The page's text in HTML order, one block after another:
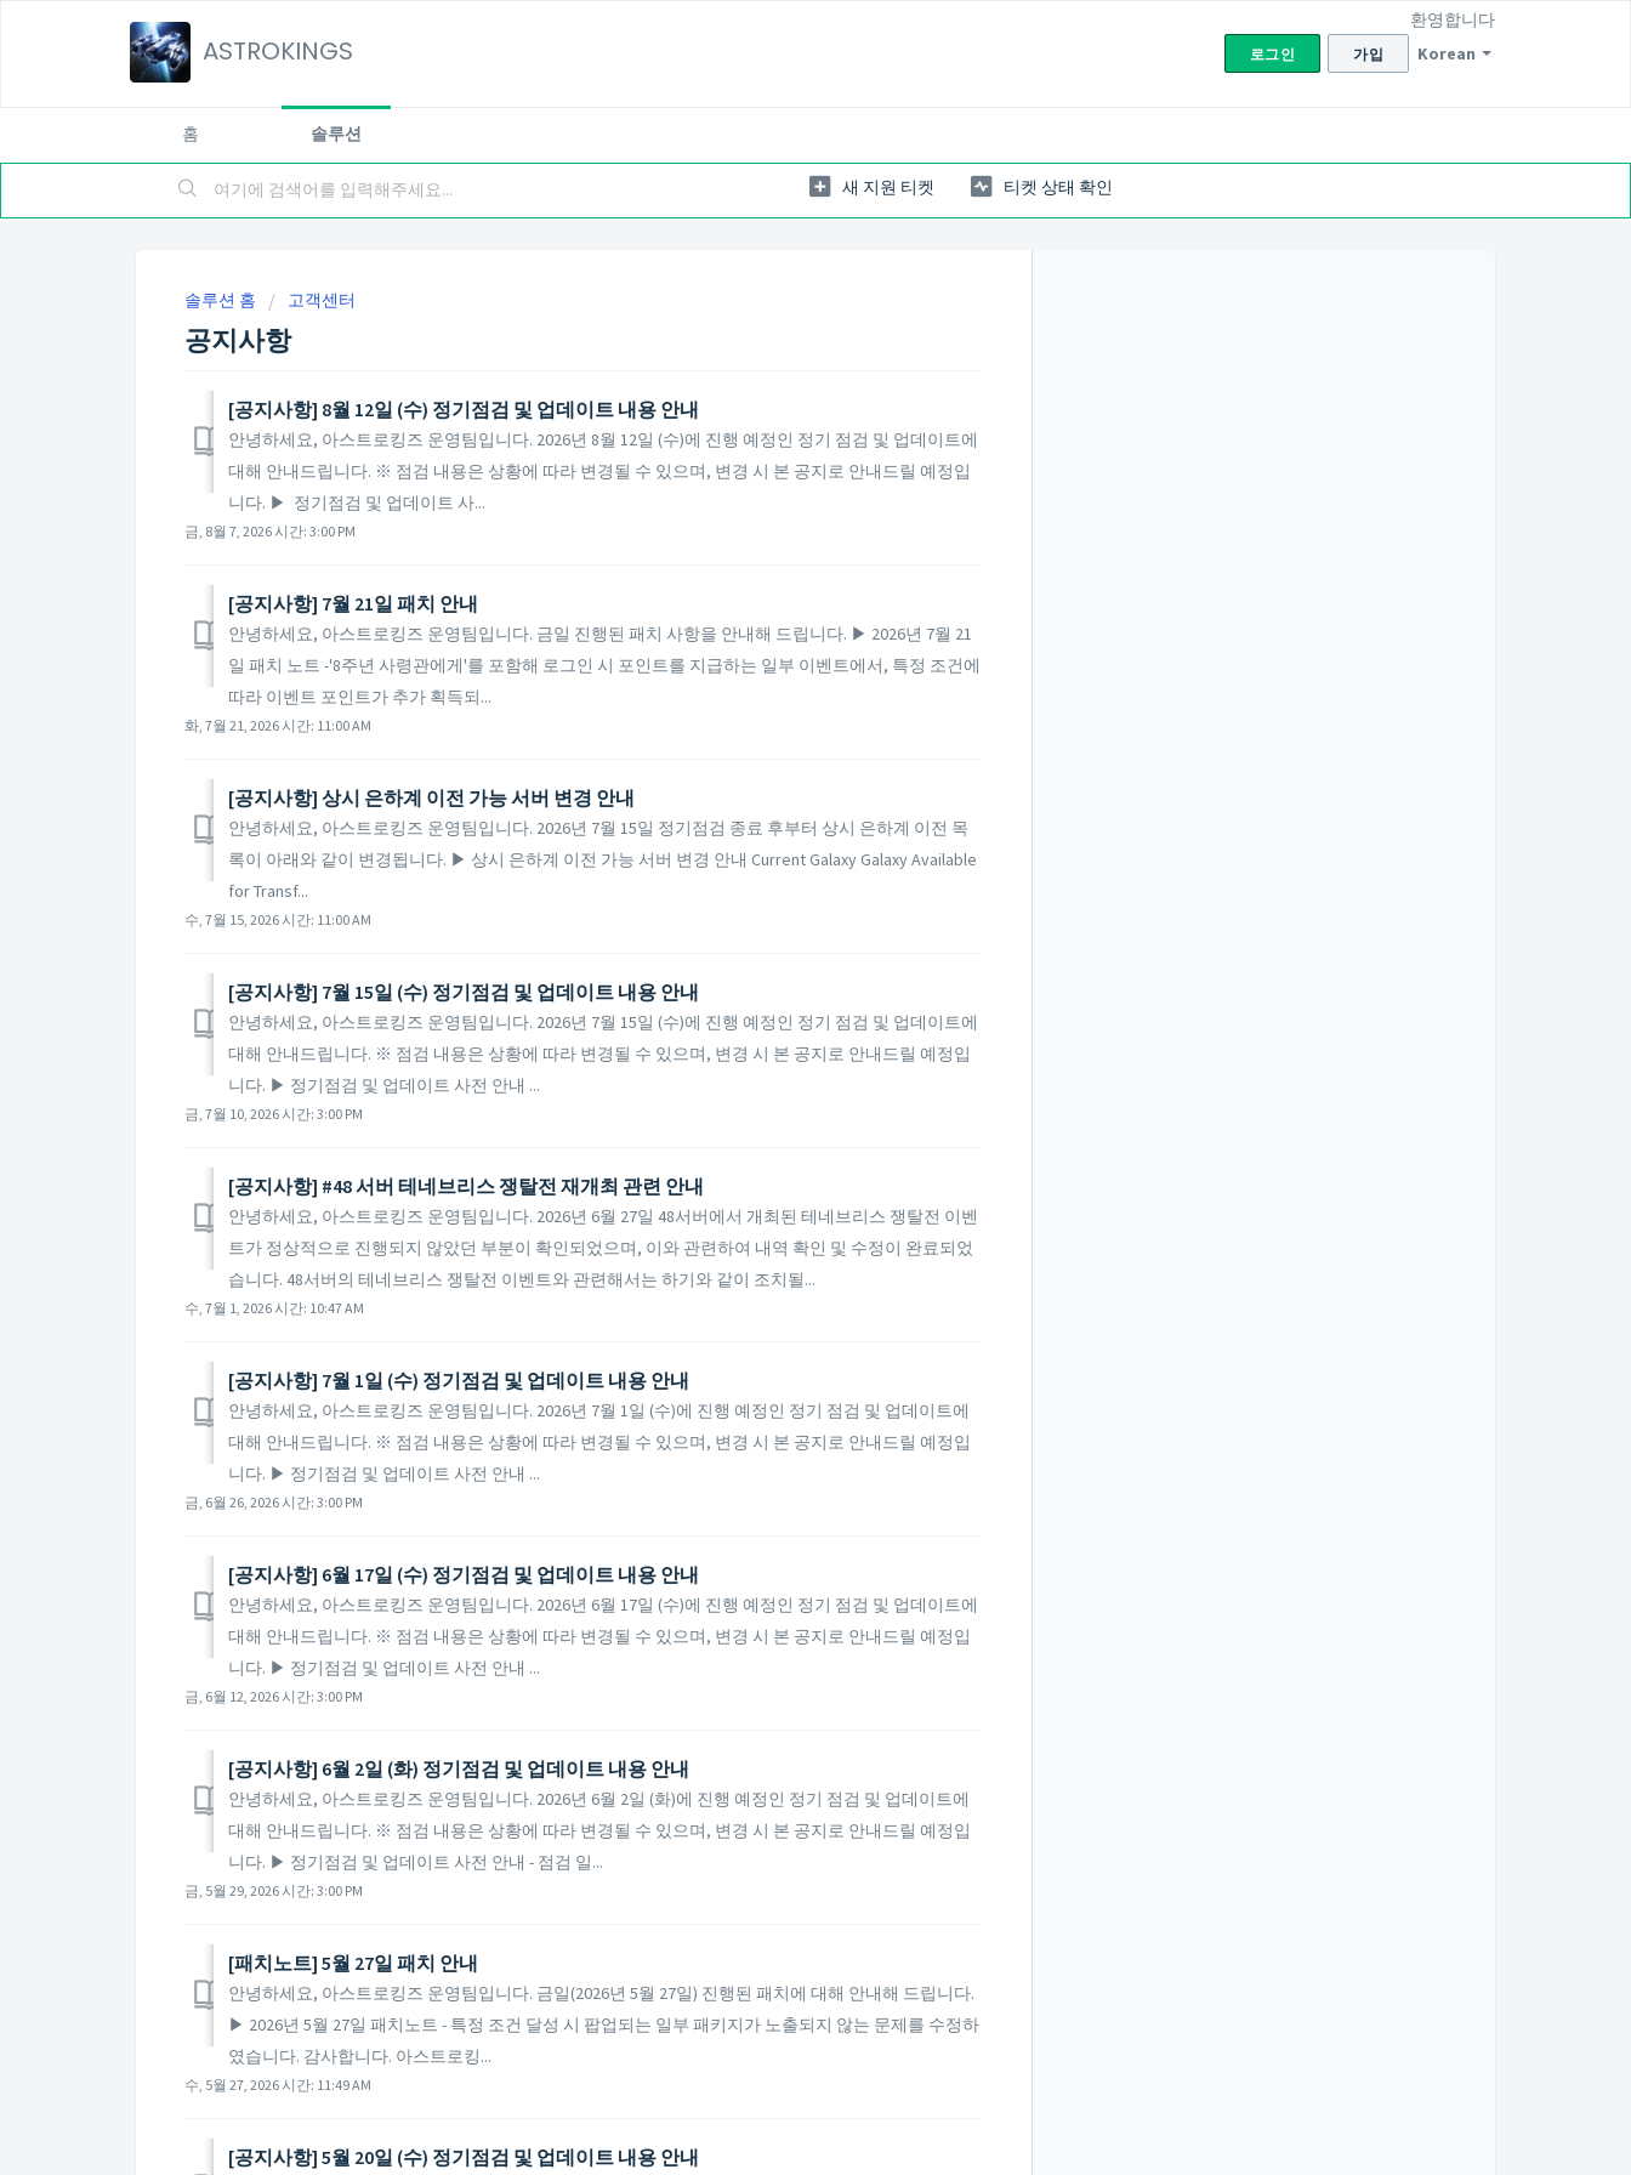
ASTROKINGS Korean
환영합니다
로그인 가입
홈 솔루션
새 지원 티켓 티켓 상태 확인
솔루션 홈 고객센터
공지사항
[공지사항] 8월 12일 (수) 정기점검 및 업데이트 내용 안내
안녕하세요, 아스트로킹즈 운영팀입니다. 2026년 8월 12일 (수)에 진행 예정인 정기 점검 및 업데이트에
대해 안내드립니다. ※ 점검 내용은 상황에 따라 변경될 수 있으며, 변경 시 본 공지로 안내드릴 예정입
니다. ▶ 정기점검 및 업데이트 사...
금, 8월 7, 2026 시간: 3:00 PM
[공지사항] 7월 21일 패치 안내
안녕하세요, 아스트로킹즈 운영팀입니다. 금일 진행된 패치 사항을 안내해 드립니다. ▶ 2026년 7월 21
일 패치 노트 -'8주년 사령관에게'를 포함해 로그인 시 포인트를 지급하는 일부 이벤트에서, 특정 조건에
따라 이벤트 포인트가 추가 획득되...
화, 7월 21, 2026 시간: 11:00 AM
[공지사항] 상시 은하계 이전 가능 서버 변경 안내
안녕하세요, 아스트로킹즈 운영팀입니다. 2026년 7월 15일 정기점검 종료 후부터 상시 은하계 이전 목
록이 아래와 같이 변경됩니다. ▶ 상시 은하계 이전 가능 서버 변경 안내 Current Galaxy Galaxy Available
for Transf...
수, 7월 15, 2026 시간: 11:00 AM
[공지사항] 7월 15일 (수) 정기점검 및 업데이트 내용 안내
안녕하세요, 아스트로킹즈 운영팀입니다. 2026년 7월 15일 (수)에 진행 예정인 정기 점검 및 업데이트에
대해 안내드립니다. ※ 점검 내용은 상황에 따라 변경될 수 있으며, 변경 시 본 공지로 안내드릴 예정입
니다. ▶ 정기점검 및 업데이트 사전 안내 ...
금, 7월 10, 2026 시간: 3:00 PM
[공지사항] #48 서버 테네브리스 쟁탈전 재개최 관련 안내
안녕하세요, 아스트로킹즈 운영팀입니다. 2026년 6월 27일 48서버에서 개최된 테네브리스 쟁탈전 이벤
트가 정상적으로 진행되지 않았던 부분이 확인되었으며, 이와 관련하여 내역 확인 및 수정이 완료되었
습니다. 48서버의 테네브리스 쟁탈전 이벤트와 관련해서는 하기와 같이 조치될...
수, 7월 1, 2026 시간: 10:47 AM
[공지사항] 7월 1일 (수) 정기점검 및 업데이트 내용 안내
안녕하세요, 아스트로킹즈 운영팀입니다. 2026년 7월 1일 (수)에 진행 예정인 정기 점검 및 업데이트에
대해 안내드립니다. ※ 점검 내용은 상황에 따라 변경될 수 있으며, 변경 시 본 공지로 안내드릴 예정입
니다. ▶ 정기점검 및 업데이트 사전 안내 ...
금, 6월 26, 2026 시간: 3:00 PM
[공지사항] 6월 17일 (수) 정기점검 및 업데이트 내용 안내
안녕하세요, 아스트로킹즈 운영팀입니다. 2026년 6월 17일 (수)에 진행 예정인 정기 점검 및 업데이트에
대해 안내드립니다. ※ 점검 내용은 상황에 따라 변경될 수 있으며, 변경 시 본 공지로 안내드릴 예정입
니다. ▶ 정기점검 및 업데이트 사전 안내 ...
금, 6월 12, 2026 시간: 3:00 PM
[공지사항] 6월 2일 (화) 정기점검 및 업데이트 내용 안내
안녕하세요, 아스트로킹즈 운영팀입니다. 2026년 6월 2일 (화)에 진행 예정인 정기 점검 및 업데이트에
대해 안내드립니다. ※ 점검 내용은 상황에 따라 변경될 수 있으며, 변경 시 본 공지로 안내드릴 예정입
니다. ▶ 정기점검 및 업데이트 사전 안내 - 점검 일...
금, 5월 29, 2026 시간: 3:00 PM
[패치노트] 5월 27일 패치 안내
안녕하세요, 아스트로킹즈 운영팀입니다. 금일(2026년 5월 27일) 진행된 패치에 대해 안내해 드립니다.
▶ 2026년 5월 27일 패치노트 - 특정 조건 달성 시 팝업되는 일부 패키지가 노출되지 않는 문제를 수정하
였습니다. 감사합니다. 아스트로킹...
수, 5월 27, 2026 시간: 11:49 AM
[공지사항] 5월 20일 (수) 정기점검 및 업데이트 내용 안내